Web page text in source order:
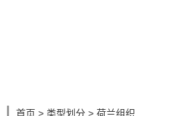
首页 > 类型划分 > 荷兰组织